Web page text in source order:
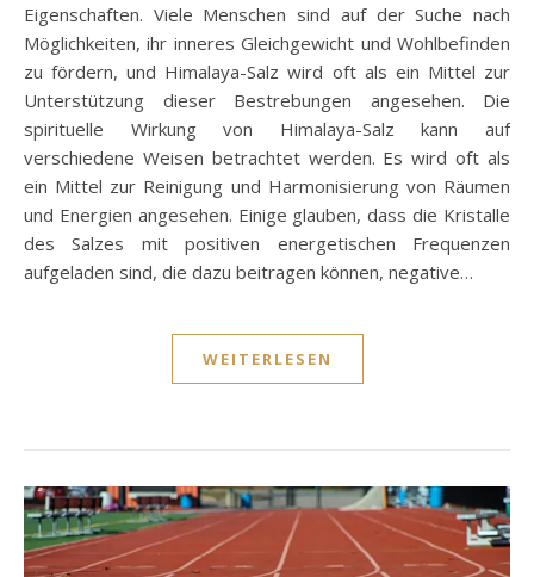
Eigenschaften. Viele Menschen sind auf der Suche nach
Möglichkeiten, ihr inneres Gleichgewicht und Wohlbefinden
zu fördern, und Himalaya-Salz wird oft als ein Mittel zur
Unterstützung dieser Bestrebungen angesehen. Die
spirituelle Wirkung von Himalaya-Salz kann auf
verschiedene Weisen betrachtet werden. Es wird oft als
ein Mittel zur Reinigung und Harmonisierung von Räumen
und Energien angesehen. Einige glauben, dass die Kristalle
des Salzes mit positiven energetischen Frequenzen
aufgeladen sind, die dazu beitragen können, negative…
WEITERLESEN